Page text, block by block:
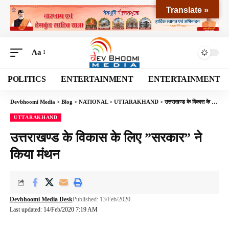
Aa
POLITICS ENTERTAINMENT ENTERTAINMENT
Devbhoomi Media > Blog > NATIONAL> UTTARAKHAND >उत्तराखण्ड के विकास के लिए ”सरकार” ने किया मंथन
UTTARAKHAND
उत्तराखण्ड के विकास के लिए ”सरकार” ने
किया मंथन
Last updated: 14/Feb/2020 7:19 AM
Devbhoomi Media DeskPublished: 13/Feb/2020
Translate »